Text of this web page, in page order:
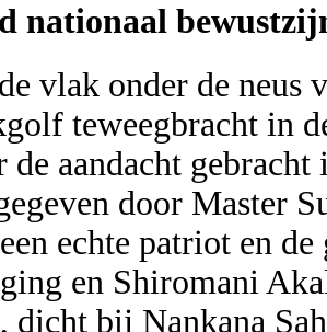
nationaal
vlak onder de neus
teweegbracht in
de aandacht
door Master
echte patriot en
en Shiromani
dicht bij Nankana